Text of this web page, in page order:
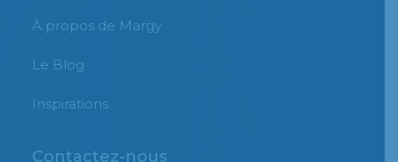
À propos de Margy
Le Blog
Inspirations
Contactez-nous